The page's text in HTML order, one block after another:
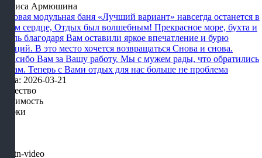
Лариса Армюшина
Готовая модульная баня «Лучший вариант» навсегда останется в
моем сердце, Отдых был волшебным! Прекрасное море, бухта и
отель благодаря Вам оставили яркое впечатление и бурю
эмоций. В это место хочется возвращаться Снова и снова.
Спасибо Вам за Вашу работу. Мы с мужем рады, что обратились
к Вам. Теперь с Вами отдых для нас больше не проблема
Дата: 2026-03-21
Качество
Стоимость
Сроки